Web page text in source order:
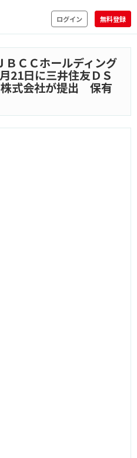
ログイン 無料登録
ＢＣＣホールディング
21日に三井住友ＤＳ
式会社が提出 保有